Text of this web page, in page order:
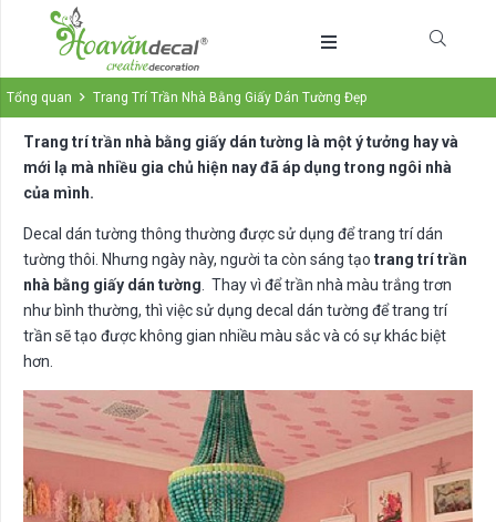
Tổng quan Trang Trí Trần Nhà Bằng Giấy Dán Tường Đẹp
Trang trí trần nhà bằng giấy dán tường là một ý tưởng hay và
mới lạ mà nhiều gia chủ hiện nay đã áp dụng trong ngôi nhà
của mình.
Decal dán tường thông thường được sử dụng để trang trí dán
tường thôi. Nhưng ngày này, người ta còn sáng tạo trang trí trần
nhà bằng giấy dán tường . Thay vì để trần nhà màu trắng trơn
như bình thường, thì việc sử dụng decal dán tường để trang trí
trần sẽ tạo được không gian nhiều màu sắc và có sự khác biệt
hơn.